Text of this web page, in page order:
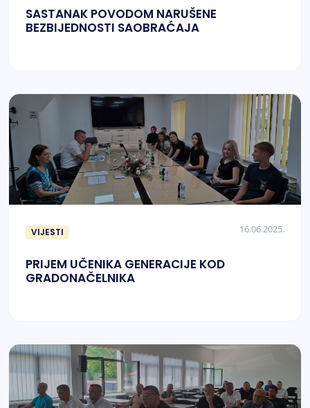
SASTANAK POVODOM NARUŠENE
BEZBIJEDNOSTI SAOBRAĆAJA
VIJESTI 16.06.2025.
PRIJEM UČENIKA GENERACIJE KOD
GRADONAČELNIKA